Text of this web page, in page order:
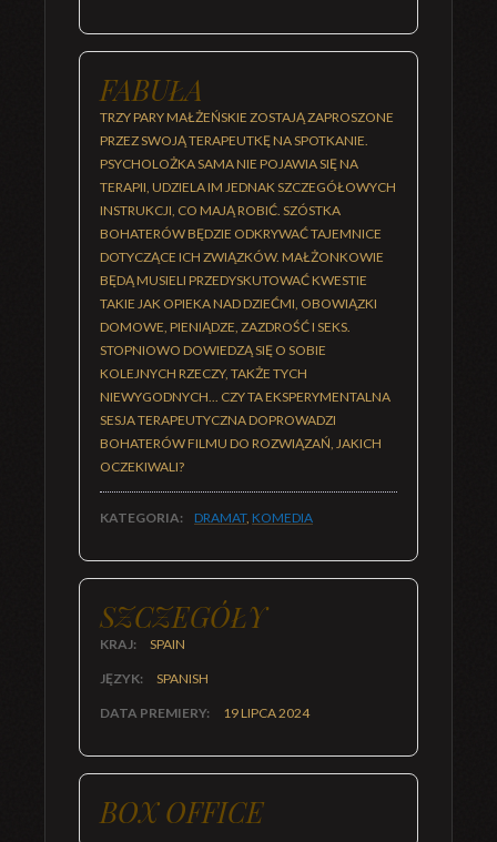
FABUŁA
TRZY PARY MAŁŻEŃSKIE ZOSTAJĄ ZAPROSZONE
PRZEZ SWOJĄ TERAPEUTKĘ NA SPOTKANIE.
PSYCHOLOŻKA SAMA NIE POJAWIA SIĘ NA
TERAPII, UDZIELA IM JEDNAK SZCZEGÓŁOWYCH
INSTRUKCJI, CO MAJĄ ROBIĆ. SZÓSTKA
BOHATERÓW BĘDZIE ODKRYWAĆ TAJEMNICE
DOTYCZĄCE ICH ZWIĄZKÓW. MAŁŻONKOWIE
BĘDĄ MUSIELI PRZEDYSKUTOWAĆ KWESTIE
TAKIE JAK OPIEKA NAD DZIEĆMI, OBOWIĄZKI
DOMOWE, PIENIĄDZE, ZAZDROŚĆ I SEKS.
STOPNIOWO DOWIEDZĄ SIĘ O SOBIE
KOLEJNYCH RZECZY, TAKŻE TYCH
NIEWYGODNYCH... CZY TA EKSPERYMENTALNA
SESJA TERAPEUTYCZNA DOPROWADZI
BOHATERÓW FILMU DO ROZWIĄZAŃ, JAKICH
OCZEKIWALI?
KATEGORIA: DRAMAT, KOMEDIA
SZCZEGÓŁY
KRAJ: SPAIN
JĘZYK: SPANISH
DATA PREMIERY: 19 LIPCA 2024
BOX OFFICE